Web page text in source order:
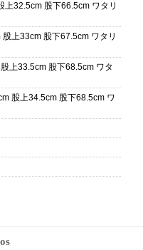
32.5cm 股下66.5cm ワタリ
上33cm 股下67.5cm ワタリ
上33.5cm 股下68.5cm ワタ
股上34.5cm 股下68.5cm ワ